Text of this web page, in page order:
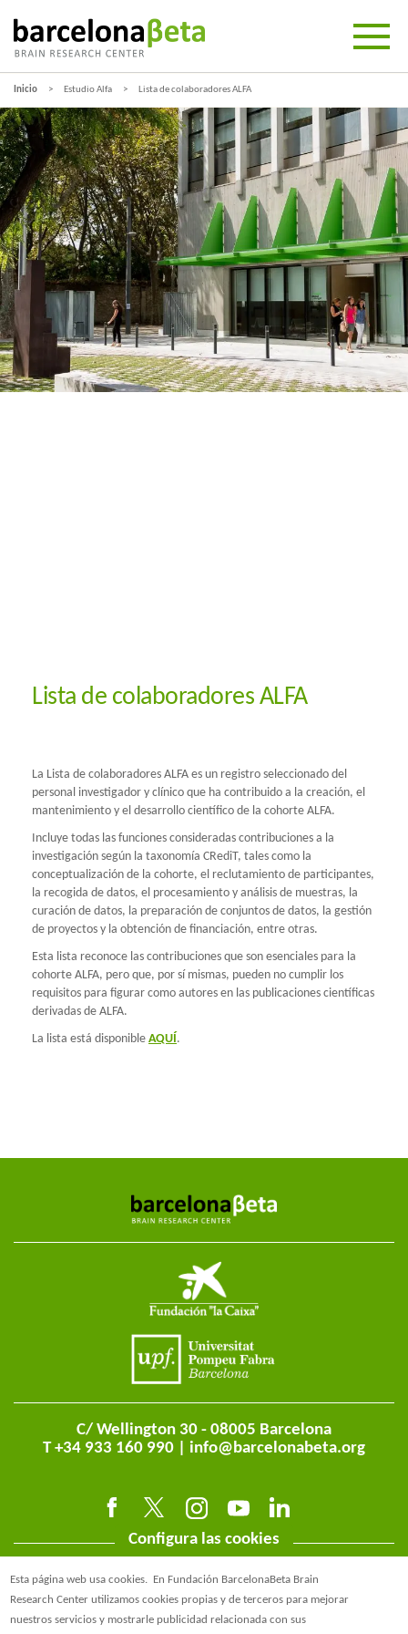
Inicio Estudio Alfa Lista de colaboradores ALFA
Lista de colaboradores ALFA
La Lista de colaboradores ALFA es un registro seleccionado del
personal investigador y clínico que ha contribuido a la creación, el
mantenimiento y el desarrollo científico de la cohorte ALFA.
Incluye todas las funciones consideradas contribuciones a la
investigación según la taxonomía CRediT, tales como la
conceptualización de la cohorte, el reclutamiento de participantes,
la recogida de datos, el procesamiento y análisis de muestras, la
curación de datos, la preparación de conjuntos de datos, la gestión
de proyectos y la obtención de financiación, entre otras.
Esta lista reconoce las contribuciones que son esenciales para la
cohorte ALFA, pero que, por sí mismas, pueden no cumplir los
requisitos para figurar como autores en las publicaciones científicas
derivadas de ALFA.
La lista está disponible AQUÍ.
C/ Wellington 30 - 08005 Barcelona
T +34 933 160 990 | info@barcelonabeta.org
Configura las cookies
Esta página web usa cookies.
En Fundación BarcelonaBeta Brain
Research Center utilizamos cookies propias y de terceros para mejorar
nuestros servicios y mostrarle publicidad relacionada con sus